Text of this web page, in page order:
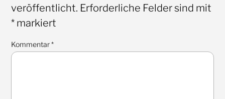
veröffentlicht. Erforderliche Felder sind mit
*markiert
Kommentar*